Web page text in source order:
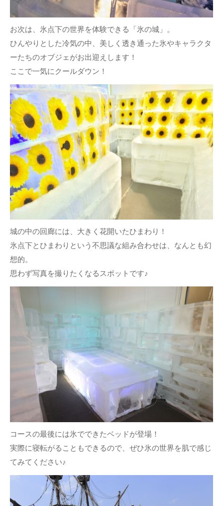
お次は、氷点下の世界を体験できる「氷の城」。
ひんやりとした冷気の中、美しく透き通った氷やキャラクタ
ーたちのオブジェがお出迎えします！
ここで一気にクールダウン！
城の中の回廊には、大きく花開いたひまわり！
氷点下とひまわりという不思議な組み合わせは、なんとも幻
想的。
思わず写真を撮りたくなるスポットです♪
コースの最後には氷でできたベッドが登場！
実際に寝転がることもできるので、ぜひ氷の世界を肌で感じ
てみてください♪